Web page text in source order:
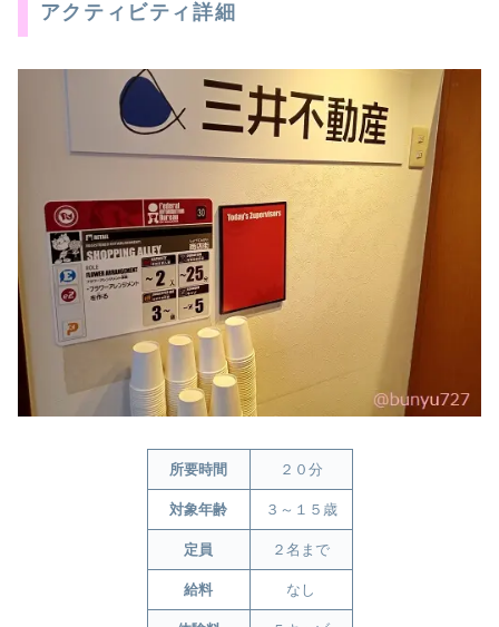
アクティビティ詳細
所要時間 ２０分
対象年齢 ３～１５歳
定員 ２名まで
給料 なし